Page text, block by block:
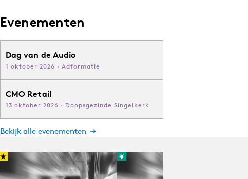
Evenementen
Dag van de Audio
1 oktober 2026 · Adformatie
CMO Retail
13 oktober 2026 · Doopsgezinde Singelkerk
Bekijk alle evenementen